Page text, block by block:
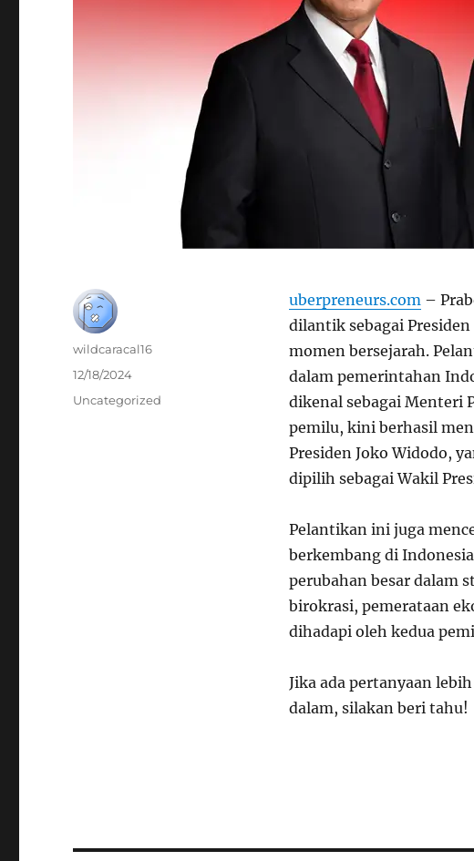
uberpreneurs.com–
dilantik sebagai
momen bersejarah.
dalam pemerintahan
dikenal sebagai Menteri
pemilu, kini berhasil
Presiden Joko Widodo,
dipilih sebagai Wakil
Pelantikan ini juga
berkembang di
perubahan besar dalam
birokrasi, pemerataan
dihadapi oleh kedua
Jika ada pertanyaan
dalam, silakan beri tahu!
Author
wildcaracal16
Posted
12/18/2024
Categories
Uncategorized